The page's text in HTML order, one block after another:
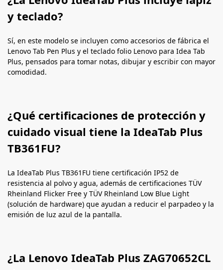
y teclado?
Sí, en este modelo se incluyen como accesorios de fábrica el
Lenovo Tab Pen Plus y el teclado folio Lenovo para Idea Tab
Plus, pensados para tomar notas, dibujar y escribir con mayor
comodidad.
¿Qué certificaciones de protección y
cuidado visual tiene la IdeaTab Plus
TB361FU?
La IdeaTab Plus TB361FU tiene certificación IP52 de
resistencia al polvo y agua, además de certificaciones TÜV
Rheinland Flicker Free y TÜV Rheinland Low Blue Light
(solución de hardware) que ayudan a reducir el parpadeo y la
emisión de luz azul de la pantalla.
¿La Lenovo IdeaTab Plus ZAG70652CL